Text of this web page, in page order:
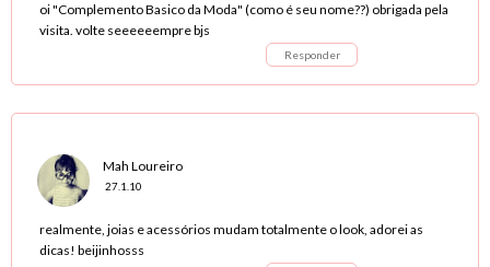
oi "Complemento Basico da Moda" (como é seu nome??) obrigada pela
visita. volte seeeeeempre bjs
Responder
Mah Loureiro
27.1.10
realmente, joias e acessórios mudam totalmente o look, adorei as
dicas! beijinhosss